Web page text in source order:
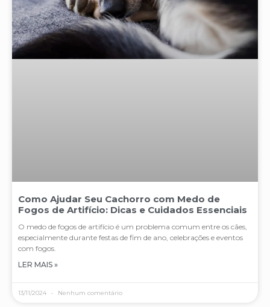
Como Ajudar Seu Cachorro com Medo de
Fogos de Artifício: Dicas e Cuidados Essenciais
O medo de fogos de artifício é um problema comum entre os cães,
especialmente durante festas de fim de ano, celebrações e eventos
com fogos.
LER MAIS »
13/11/2024 Nenhum comentário